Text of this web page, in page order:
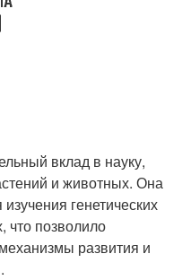
вклад в науку,
и животных. Она
генетических
что позволило
развития и